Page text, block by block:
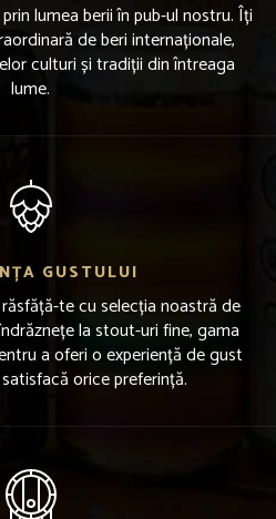
lumea berii în pub-ul nostru. Îți
de beri internaționale,
culturi și tradiții din întreaga
lume.
GUSTULUI
te cu selecția noastră de
la stout-uri fine, gama
a oferi o experiență de gust
orice preferință.